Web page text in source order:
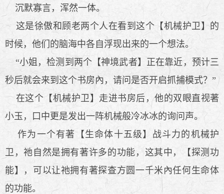
沉默寡言，浑然一体。
这是徐傲和顾老两个人在看到这个【机械护卫】的
时候，他们的脑海中各自浮现出来的一个想法。
“小姐，检测到两个【神境武者】正在靠近，预计三
秒后就会来到这个书房內，请问是否开启抓捕模式？”
在这个【机械护卫】走进书房后，他的双眼直视著
小玉，口中更是发出一阵机械般冷冰冰的询问声。
作为一个有著【生命体十五级】战斗力的机械护
卫，祂自然是拥有著许多的功能，这其中，【探测功
能】，可以让祂拥有著探查方圆一千米內任何生命体
的功能。